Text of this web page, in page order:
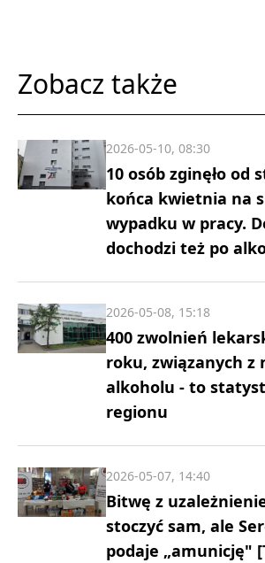
Zobacz także
10 osób zginęło od
końca kwietnia na
wypadku w pracy.
dochodzi też po
2026-05-10, 08:30
400 zwolnień
roku, związanych z
alkoholu - to
regionu
2026-05-08, 15:18
Bitwę z
stoczyć sam, ale
podaje „amunicję"
2026-05-07, 14:40